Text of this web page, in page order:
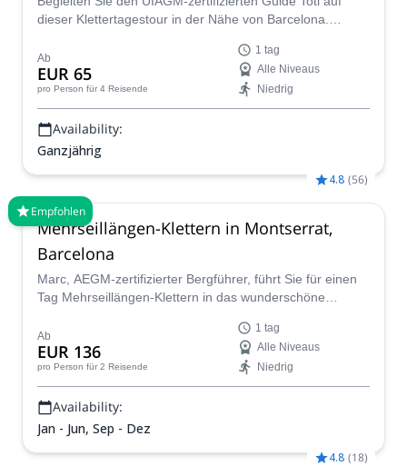
Mittelmeerküste ermöglicht die Costa Brava Klettertouren auf
für ein unvergessliches Klettererlebnis in Barcelona? Dann
wählen Sie eines der unten ausgewählten Programme.
Explore-Share fördert nur Reisen, die von zertifizierten
dieser Klettertagestour in der Nähe von Barcelona.
Mehrseillängenrouten in Montserrat!
Ab
EUR 65
pro Person für 4 Reisende
1 tag
Alle Niveaus
Niedrig
Availability:
Ganzjährig
Empfohlen
4.8 (56)
Mehrseillängen-Klettern in Montserrat,
Barcelona
Marc, AEGM-zertifizierter Bergführer, führt Sie für einen
Tag Mehrseillängen-Klettern in das wunderschöne
Ab
EUR 136
pro Person für 2 Reisende
1 tag
Alle Niveaus
Niedrig
Availability:
Jan - Jun, Sep - Dez
4.8 (18)